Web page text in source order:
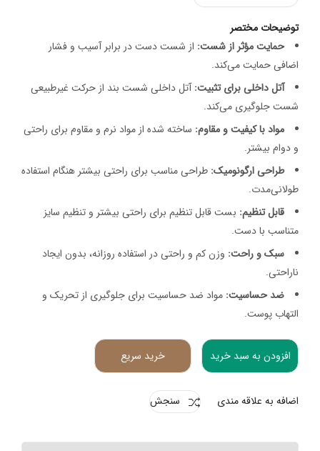
توضیحات مختصر
حمایت مؤثر از شست: از شست دست در برابر آسیب و فشار
اضافی حمایت می‌کند.
آتل داخلی برای تثبیت:آتل داخلی شست بند از حرکت غیرطبیعی
شست جلوگیری می‌کند.
مواد با کیفیت و مقاوم: ساخته شده از مواد نرم و مقاوم برای راحتی
و دوام بیشتر.
طراحی ارگونومیک: طراحی مناسب برای راحتی بیشتر هنگام استفاده
طولانی‌مدت.
قابل تنظیم: بست قابل تنظیم برای راحتی بیشتر و تنظیم سایز
متناسب با دست.
سبک و راحت: وزن کم و راحتی در استفاده روزانه، بدون ایجاد
ناراحتی.
ضد حساسیت: مواد ضد حساسیت برای جلوگیری از تحریک و
التهاب پوست.
افزودن به سبد خرید خرید سریع
اضافه به علاقه مندی سنجش